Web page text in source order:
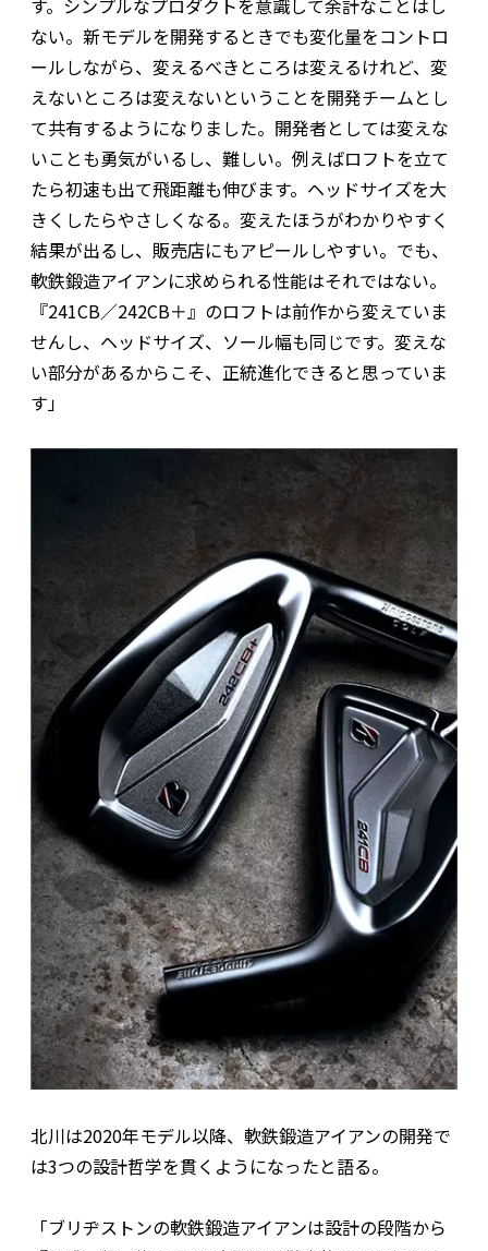
ない。新モデルを開発するときでも変化量をコントロ
ールしながら、変えるべきところは変えるけれど、変
えないところは変えないということを開発チームとし
て共有するようになりました。開発者としては変えな
いことも勇気がいるし、難しい。例えばロフトを立て
たら初速も出て飛距離も伸びます。ヘッドサイズを大
きくしたらやさしくなる。変えたほうがわかりやすく
結果が出るし、販売店にもアピールしやすい。でも、
軟鉄鍛造アイアンに求められる性能はそれではない。
『241CB／242CB＋』のロフトは前作から変えていま
せんし、ヘッドサイズ、ソール幅も同じです。変えな
い部分があるからこそ、正統進化できると思っていま
す」
北川は2020年モデル以降、軟鉄鍛造アイアンの開発で
は3つの設計哲学を貫くようになったと語る。
「ブリヂストンの軟鉄鍛造アイアンは設計の段階から